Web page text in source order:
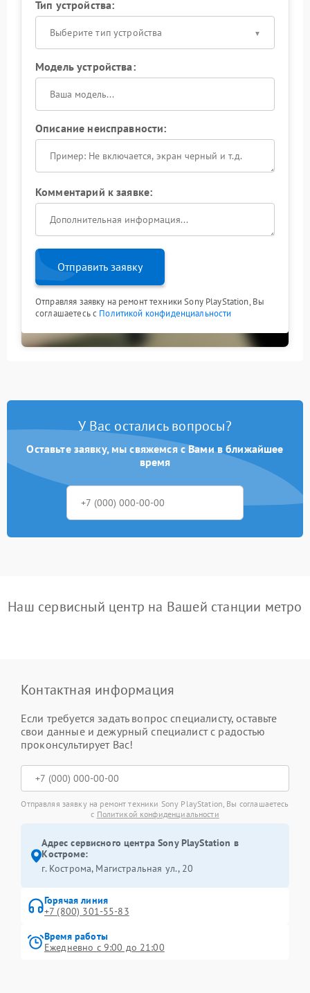
Тип устройства:
Выберите тип устройства
Модель устройства:
Описание неисправности:
Комментарий к заявке:
Отправить заявку
Отправляя заявку на ремонт техники Sony PlayStation, Вы
соглашаетесь с Политикой конфиденциальности
У Вас остались вопросы?
Оставьте заявку, мы свяжемся с Вами в ближайшее
время
Наш сервисный центр на Вашей станции метро
Контактная информация
Если требуется задать вопрос специалисту, оставьте
свои данные и дежурный специалист с радостью
проконсультирует Вас!
Отправляя заявку на ремонт техники Sony PlayStation, Вы соглашаетесь
с Политикой конфиденциальности
Адрес сервисного центра Sony PlayStation в
Костроме:
г. Кострома, Магистральная ул., 20
Горячая линия
+7 (800) 301-55-83
Время работы
Ежедневно с 9:00 до 21:00